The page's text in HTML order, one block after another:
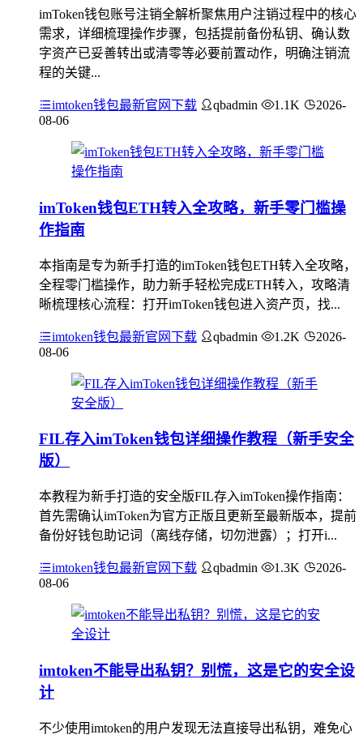
imToken钱包账号注销全解析聚焦用户注销过程中的核心
需求，详细梳理操作步骤，包括提前备份私钥、确认数
字资产已妥善转出或清零等必要前置动作，明确注销流
程的关键...
imtoken钱包最新官网下载 qbadmin 1.1K
2026-
08-06
imToken钱包ETH转入全攻略，新手零门槛操
作指南
本指南是专为新手打造的imToken钱包ETH转入全攻略，
全程零门槛操作，助力新手轻松完成ETH转入，攻略清
晰梳理核心流程：打开imToken钱包进入资产页，找...
imtoken钱包最新官网下载 qbadmin 1.2K
2026-
08-06
FIL存入imToken钱包详细操作教程（新手安全
版）
本教程为新手打造的安全版FIL存入imToken操作指南：
首先需确认imToken为官方正版且更新至最新版本，提前
备份好钱包助记词（离线存储，切勿泄露）；打开i...
imtoken钱包最新官网下载 qbadmin 1.3K
2026-
08-06
imtoken不能导出私钥？别慌，这是它的安全设
计
不少使用imtoken的用户发现无法直接导出私钥，难免心